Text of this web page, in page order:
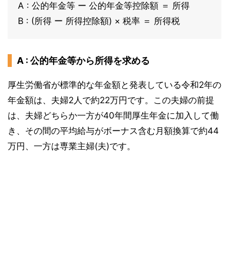
A : 公的年金等 ー 公的年金等控除額 ＝ 所得
B : (所得 ー 所得控除額) × 税率 ＝ 所得税
A : 公的年金等から所得を求める
厚生労働省が標準的な年金額と発表している令和2年の
年金額は、夫婦2人で約22万円です。この夫婦の前提
は、夫婦どちらか一方が40年間厚生年金に加入して働
き、その間の平均給与がボーナス含む月額換算で約44
万円、一方は専業主婦(夫)です。